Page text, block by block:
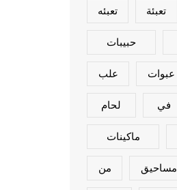
تعبئة تعبئه
حبيبات
عبوات علب
في لحام
ماكينات
مساحيق من